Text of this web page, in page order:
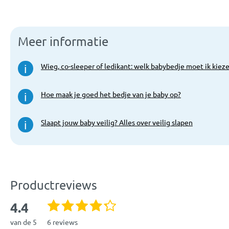
Meer informatie
i Wieg, co-sleeper of ledikant: welk babybedje moet ik
i Hoe maak je goed het bedje van je baby op?
i Slaapt jouw baby veilig? Alles over veilig slapen
Productreviews
4.4
van de 5 6 reviews